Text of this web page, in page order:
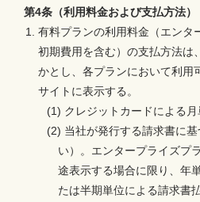
第4条（利用料金および支払方法）
有料プランの利用料金（エンタ
初期費用を含む）の支払方法は
かとし、各プランにおいて利用
サイトに表示する。
(1) クレジットカードによる
(2) 当社が発行する請求書に
い）。エンタープライズプ
途表示する場合に限り、年
たは半期単位による請求書